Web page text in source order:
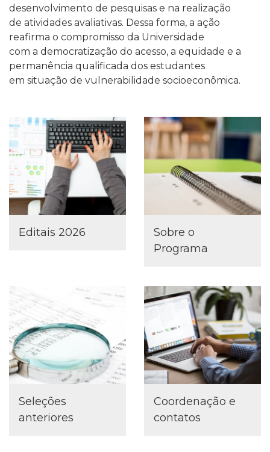
desenvolvimento de pesquisas e na realização
de atividades avaliativas. Dessa forma, a ação
reafirma o compromisso da Universidade
com a democratização do acesso, a equidade e a
permanência qualificada dos estudantes
em situação de vulnerabilidade socioeconômica.
Editais 2026
Sobre o
Programa
Seleções
anteriores
Coordenação e
contatos